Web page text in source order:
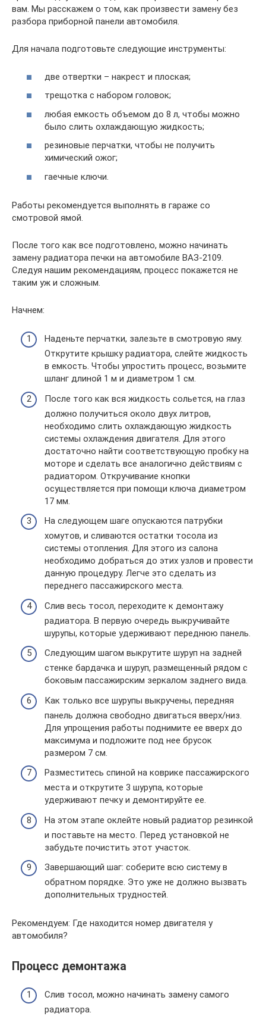
вам. Мы расскажем о том, как произвести замену без
разбора приборной панели автомобиля.
Для начала подготовьте следующие инструменты:
две отвертки – накрест и плоская;
трещотка с набором головок;
любая емкость объемом до 8 л, чтобы можно
было слить охлаждающую жидкость;
резиновые перчатки, чтобы не получить
химический ожог;
гаечные ключи.
Работы рекомендуется выполнять в гараже со
смотровой ямой.
После того как все подготовлено, можно начинать
замену радиатора печки на автомобиле ВАЗ-2109.
Следуя нашим рекомендациям, процесс покажется не
таким уж и сложным.
Начнем:
Наденьте перчатки, залезьте в смотровую яму.
Открутите крышку радиатора, слейте жидкость
в емкость. Чтобы упростить процесс, возьмите
шланг длиной 1 м и диаметром 1 см.
После того как вся жидкость сольется, на глаз
должно получиться около двух литров,
необходимо слить охлаждающую жидкость
системы охлаждения двигателя. Для этого
достаточно найти соответствующую пробку на
моторе и сделать все аналогично действиям с
радиатором. Откручивание кнопки
осуществляется при помощи ключа диаметром
17 мм.
На следующем шаге опускаются патрубки
хомутов, и сливаются остатки тосола из
системы отопления. Для этого из салона
необходимо добраться до этих узлов и провести
данную процедуру. Легче это сделать из
переднего пассажирского места.
Слив весь тосол, переходите к демонтажу
радиатора. В первую очередь выкручивайте
шурупы, которые удерживают переднюю панель.
Следующим шагом выкрутите шуруп на задней
стенке бардачка и шуруп, размещенный рядом с
боковым пассажирским зеркалом заднего вида.
Как только все шурупы выкручены, передняя
панель должна свободно двигаться вверх/низ.
Для упрощения работы поднимите ее вверх до
максимума и подложите под нее брусок
размером 7 см.
Разместитесь спиной на коврике пассажирского
места и открутите 3 шурупа, которые
удерживают печку и демонтируйте ее.
На этом этапе оклейте новый радиатор резинкой
и поставьте на место. Перед установкой не
забудьте почистить этот участок.
Завершающий шаг: соберите всю систему в
обратном порядке. Это уже не должно вызвать
дополнительных трудностей.
Рекомендуем: Где находится номер двигателя у
автомобиля?
Процесс демонтажа
Слив тосол, можно начинать замену самого
радиатора.